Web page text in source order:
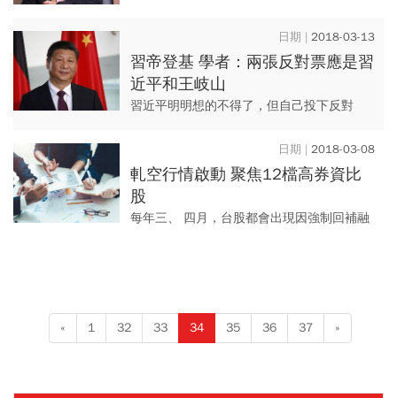
2018-03-13
習帝登基 學者：兩張反對票應是習
近平和王岐山
習近平明明想的不得了，但自己投下反對
2018-03-08
軋空行情啟動 聚焦12檔高券資比
股
每年三、 四月，台股都會出現因強制回補融
« 1 32 33 34 35 36 37 »